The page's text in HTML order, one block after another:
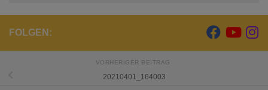
FOLGEN:
VORHERIGER BEITRAG
20210401_164003